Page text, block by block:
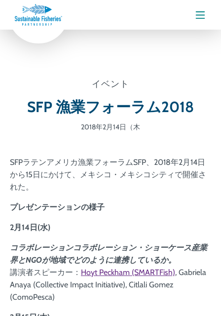
メニ
イベント
SFP 漁業フォーラム2018
2018年2月14日（木
SFPラテンアメリカ漁業フォーラムSFP、2018年2月14日
から15日にかけて、メキシコ・メキシコシティで開催さ
れた。
プレゼンテーションの様子
2月14日(水)
コラボレーションコラボレーション・ショーケース産業
界とNGOが地域でどのように連携しているか。
講演者スピーカー： Hoyt Peckham (SMARTFish), Gabriela
Anaya (Collective Impact Initiative), Citlali Gomez
(ComoPesca)